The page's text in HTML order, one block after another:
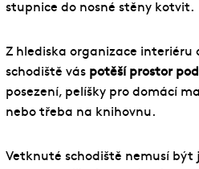
stupnice do nosné stěny kotvit.
Z hlediska organizace interiéru
schodiště vás potěší prostor
posezení, pelíšky pro domácí
nebo třeba na knihovnu.
Vetknuté schodiště nemusí být